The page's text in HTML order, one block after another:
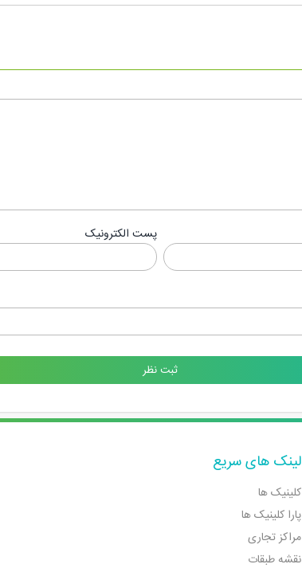
پست الکترونیک
لینک های سریع
کلینیک ها
پارا کلینیک ها
مراکز تجاری
نقشه طبقات